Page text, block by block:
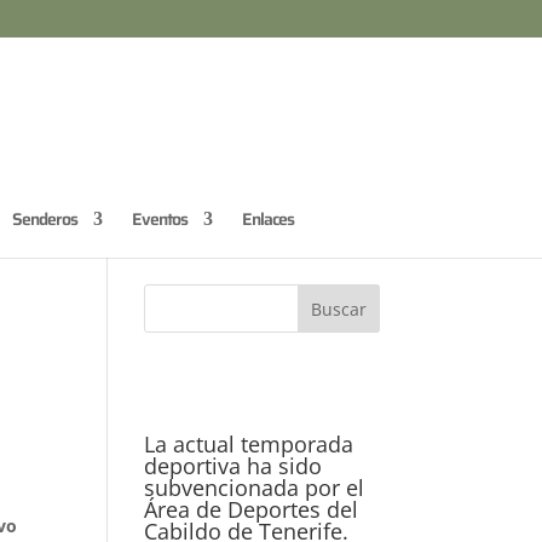
Senderos Eventos Enlaces
La actual temporada
deportiva ha sido
subvencionada por el
Área de Deportes del
Cabildo de Tenerife.